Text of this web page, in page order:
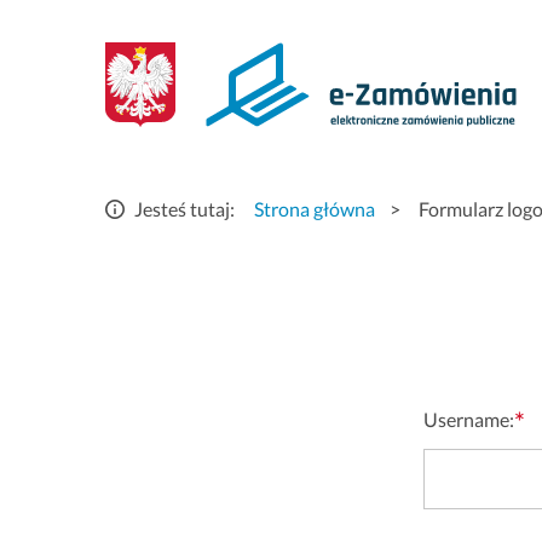
eZamówienia
elektroniczne
Jesteś tutaj: Strona główna > Formularz
Username:*